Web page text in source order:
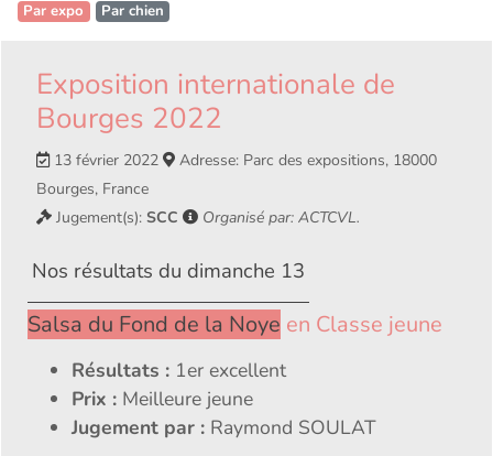
Par expo Par chien
Exposition internationale de
Bourges 2022
13 février 2022
Adresse: Parc des expositions, 18000
Bourges, France
Jugement(s): SCC Organisé par: ACTCVL.
Nos résultats du dimanche 13
Salsa du Fond de la Noye en Classe jeune
Résultats : 1er excellent
Prix : Meilleure jeune
Jugement par : Raymond SOULAT